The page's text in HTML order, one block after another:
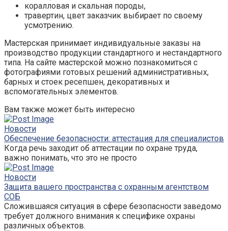
коралловая и скальная породы,
травертин, цвет заказчик выбирает по своему
усмотрению.
Мастерская принимает индивидуальные заказы на
производство продукции стандартного и нестандартного
типа. На сайте мастерской можно познакомиться с
фотографиями готовых решений административных,
барных и стоек ресепшен, декоративных и
вспомогательных элементов.
Вам также может быть интересно
Новости
Обеспечение безопасности: аттестация для специалистов
Когда речь заходит об аттестации по охране труда,
важно понимать, что это не просто
Новости
Защита вашего пространства с охранным агентством
СОБ
Сложившаяся ситуация в сфере безопасности заведомо
требует должного внимания к специфике охраны
различных объектов.